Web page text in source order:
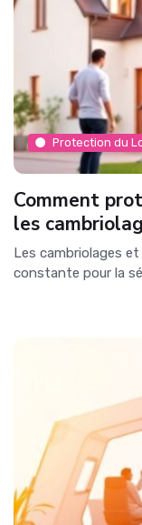
Protection du
Comment
les
Les cambriolages
constante pour la